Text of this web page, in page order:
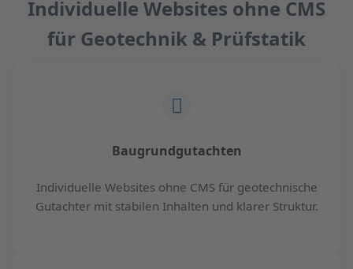
Individuelle Websites ohne CMS
für Geotechnik & Prüfstatik
Baugrundgutachten
Individuelle Websites ohne CMS für geotechnische
Gutachter mit stabilen Inhalten und klarer Struktur.